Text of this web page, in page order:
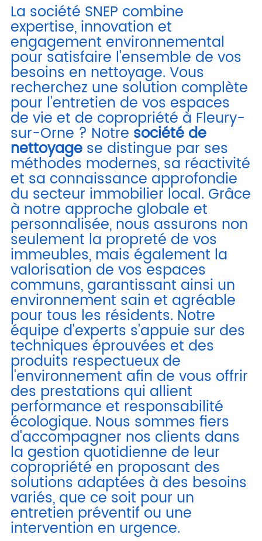
La société SNEP combine
expertise, innovation et
engagement environnemental
pour satisfaire l'ensemble de vos
besoins en nettoyage. Vous
recherchez une solution complète
pour l'entretien de vos espaces
de vie et de copropriété à Fleury-
sur-Orne ? Notre société de
nettoyagese distingue par ses
méthodes modernes, sa réactivité
et sa connaissance approfondie
du secteur immobilier local. Grâce
à notre approche globale et
personnalisée, nous assurons non
seulement la propreté de vos
immeubles, mais également la
valorisation de vos espaces
communs, garantissant ainsi un
environnement sain et agréable
pour tous les résidents. Notre
équipe d'experts s'appuie sur des
techniques éprouvées et des
produits respectueux de
l'environnement afin de vous offrir
des prestations qui allient
performance et responsabilité
écologique. Nous sommes fiers
d'accompagner nos clients dans
la gestion quotidienne de leur
copropriété en proposant des
solutions adaptées à des besoins
variés, que ce soit pour un
entretien préventif ou une
intervention en urgence.